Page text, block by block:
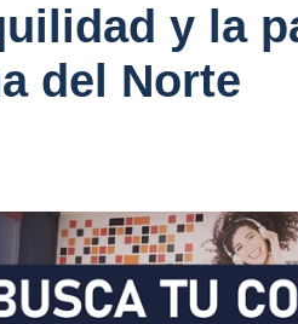
y la
del Norte